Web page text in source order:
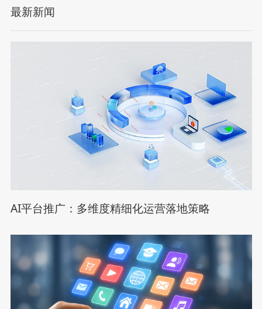
最新新闻
AI平台推广：多维度精细化运营落地策略